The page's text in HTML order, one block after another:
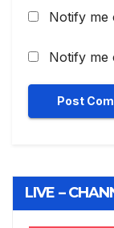
Notify me
Notify me
LIVE –